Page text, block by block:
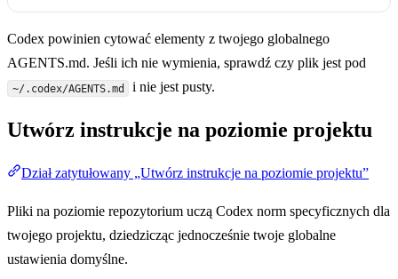
Codex powinien cytować elementy z twojego globalnego
AGENTS.md. Jeśli ich nie wymienia, sprawdź czy plik jest pod
~/.codex/AGENTS.md i nie jest pusty.
Utwórz instrukcje na poziomie projektu
Dział zatytułowany „Utwórz instrukcje na poziomie projektu”
Pliki na poziomie repozytorium uczą Codex norm specyficznych dla
twojego projektu, dziedzicząc jednocześnie twoje globalne
ustawienia domyślne.